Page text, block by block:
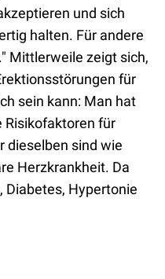
und sich
halten. Für andere
Mittlerweile zeigt sich,
für
sein kann: Man hat
Risikofaktoren für
dieselben sind wie
Herzkrankheit. Da
Hypertonie